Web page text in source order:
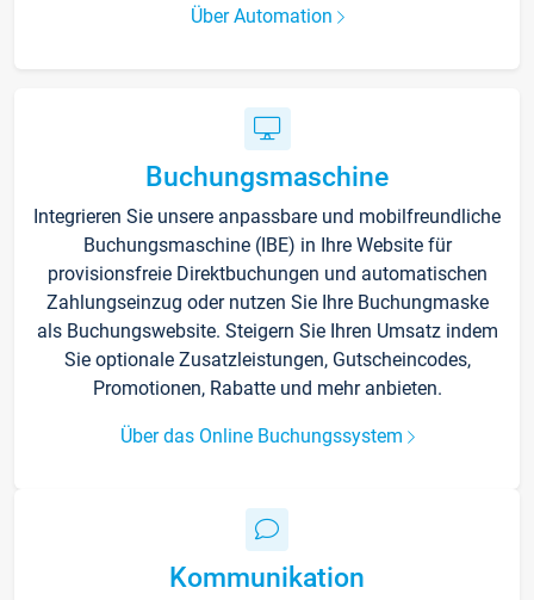
Über Automation
Buchungsmaschine
Integrieren Sie unsere anpassbare und mobilfreundliche
Buchungsmaschine (IBE) in Ihre Website für
provisionsfreie Direktbuchungen und automatischen
Zahlungseinzug oder nutzen Sie Ihre Buchungmaske
als Buchungswebsite. Steigern Sie Ihren Umsatz indem
Sie optionale Zusatzleistungen, Gutscheincodes,
Promotionen, Rabatte und mehr anbieten.
Über das Online Buchungssystem
Kommunikation